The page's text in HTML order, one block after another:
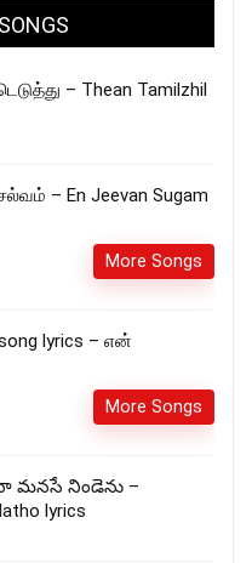
– Thean Tamilzhil
– En Jeevan Sugam
More Songs
lyrics – என்
More Songs
నిండెను –
lyrics